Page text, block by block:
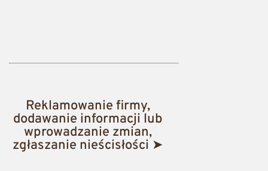
Reklamowanie firmy,
dodawanie informacji lub
wprowadzanie zmian,
zgłaszanie nieścisłości ➤